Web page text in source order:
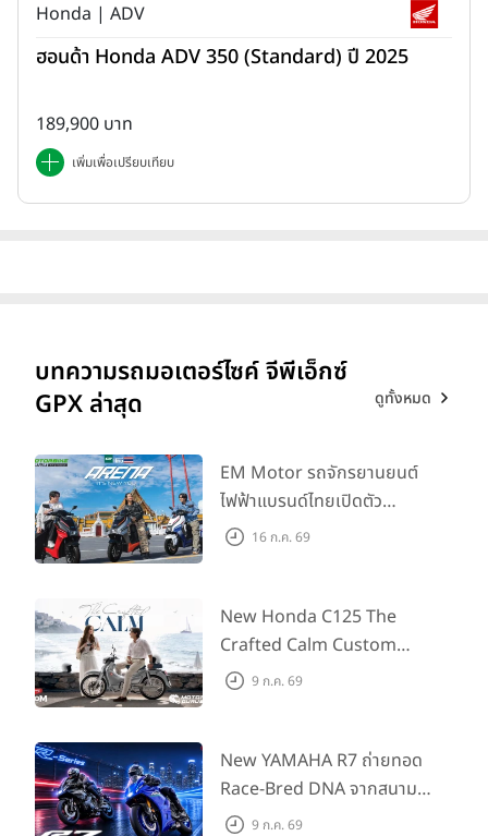
Honda | ADV
ฮอนด้า Honda ADV 350 (Standard) ปี 2025
189,900 บาท
เพิ่มเพื่อเปรียบเทียบ
บทความรถมอเตอร์ไซค์ จีพีเอ็กซ์
GPX ล่าสุด
ดูทั้งหมด
EM Motor รถจักรยานยนต์
ไฟฟ้าแบรนด์ไทยเปิดตัว
ARENA ที่มาในราคาพิเศษ
555 คันแรกรับฟรี Adapter
Type2 ฟรี
16 ก.ค. 69
New Honda C125 The
Crafted Calm Custom
Edition ถ่ายทอดความคลาสสิ
House Flagship Store ทั่ว
ประเทศ
9 ก.ค. 69
New YAMAHA R7 ถ่ายทอด
Race-Bred DNA จากสนาม
แข่งสู่ซูเปอร์สปอร์ตคลาสกลาง
9 ก.ค. 69